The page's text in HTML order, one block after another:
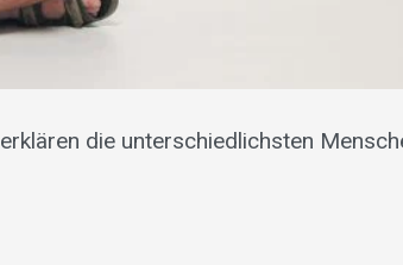
erklären die unterschiedlichsten